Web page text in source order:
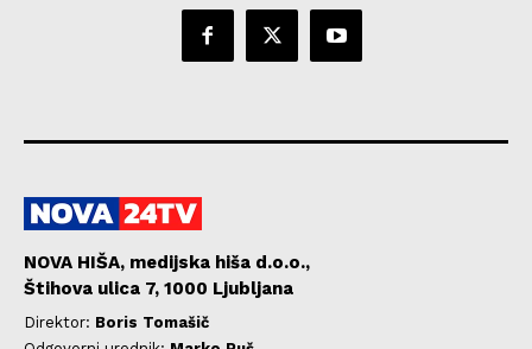
NOVA HIŠA, medijska hiša d.o.o.,
Štihova ulica 7, 1000 Ljubljana
Direktor: Boris Tomašič